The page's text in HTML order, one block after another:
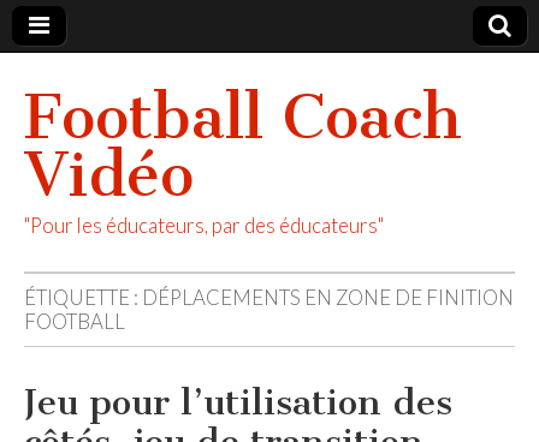
Football Coach
Vidéo
"Pour les éducateurs, par des éducateurs"
ÉTIQUETTE : DÉPLACEMENTS EN ZONE DE FINITION
FOOTBALL
Jeu pour l’utilisation des